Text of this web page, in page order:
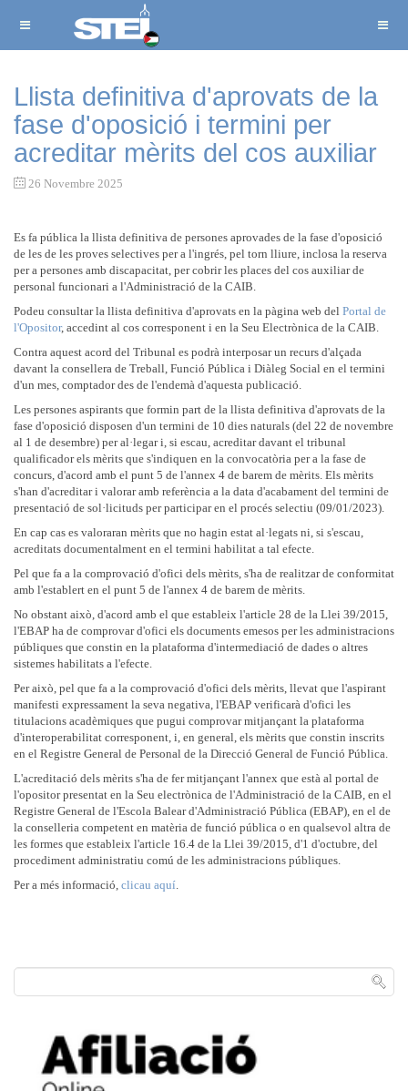
Llista definitiva d'aprovats de la
fase d'oposició i termini per
acreditar mèrits del cos auxiliar
26 Novembre 2025
Es fa pública la llista definitiva de persones aprovades de la fase d'oposició
de les de les proves selectives per a l'ingrés, pel torn lliure, inclosa la reserva
per a persones amb discapacitat, per cobrir les places del cos auxiliar de
personal funcionari a l'Administració de la CAIB.
Podeu consultar la llista definitiva d'aprovats en la pàgina web del Portal de
l'Opositor, accedint al cos corresponent i en la Seu Electrònica de la CAIB.
Contra aquest acord del Tribunal es podrà interposar un recurs d'alçada
davant la consellera de Treball, Funció Pública i Diàleg Social en el termini
d'un mes, comptador des de l'endemà d'aquesta publicació.
Les persones aspirants que formin part de la llista definitiva d'aprovats de la
fase d'oposició disposen d'un termini de 10 dies naturals (del 22 de novembre
al 1 de desembre) per al·legar i, si escau, acreditar davant el tribunal
qualificador els mèrits que s'indiquen en la convocatòria per a la fase de
concurs, d'acord amb el punt 5 de l'annex 4 de barem de mèrits. Els mèrits
s'han d'acreditar i valorar amb referència a la data d'acabament del termini de
presentació de sol·licituds per participar en el procés selectiu (09/01/2023).
En cap cas es valoraran mèrits que no hagin estat al·legats ni, si s'escau,
acreditats documentalment en el termini habilitat a tal efecte.
Pel que fa a la comprovació d'ofici dels mèrits, s'ha de realitzar de conformitat
amb l'establert en el punt 5 de l'annex 4 de barem de mèrits.
No obstant això, d'acord amb el que estableix l'article 28 de la Llei 39/2015,
l'EBAP ha de comprovar d'ofici els documents emesos per les administracions
públiques que constin en la plataforma d'intermediació de dades o altres
sistemes habilitats a l'efecte.
Per això, pel que fa a la comprovació d'ofici dels mèrits, llevat que l'aspirant
manifesti expressament la seva negativa, l'EBAP verificarà d'ofici les
titulacions acadèmiques que pugui comprovar mitjançant la plataforma
d'interoperabilitat corresponent, i, en general, els mèrits que constin inscrits
en el Registre General de Personal de la Direcció General de Funció Pública.
L'acreditació dels mèrits s'ha de fer mitjançant l'annex que està al portal de
l'opositor presentat en la Seu electrònica de l'Administració de la CAIB, en el
Registre General de l'Escola Balear d'Administració Pública (EBAP), en el de
la conselleria competent en matèria de funció pública o en qualsevol altra de
les formes que estableix l'article 16.4 de la Llei 39/2015, d'1 d'octubre, del
procediment administratiu comú de les administracions públiques.
Per a més informació, clicau aquí.